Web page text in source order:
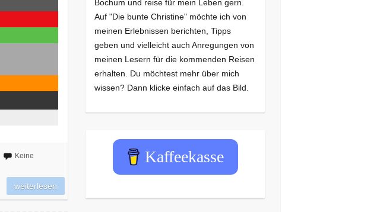
Keine
weiterlesen
Bochum und reise für mein Leben gern.
Auf "Die bunte Christine" möchte ich von
meinen Erlebnissen berichten, Tipps
geben und vielleicht auch Anregungen von
meinen Lesern für die kommenden Reisen
erhalten. Du möchtest mehr über mich
wissen? Dann klicke einfach auf das Bild.
Kaffeekasse